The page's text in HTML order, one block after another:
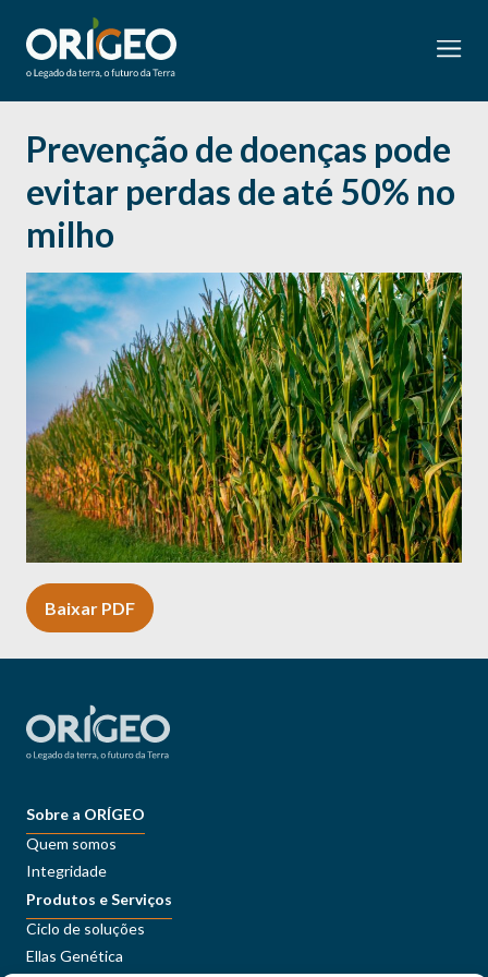
Prevenção de doenças pode
evitar perdas de até 50% no
milho
Baixar PDF
Sobre a ORÍGEO
Quem somos
Integridade
Produtos e Serviços
Ciclo de soluções
Ellas Genética